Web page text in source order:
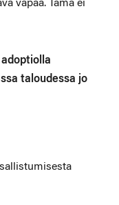
vapaa. Tämä ei
taloudessa jo